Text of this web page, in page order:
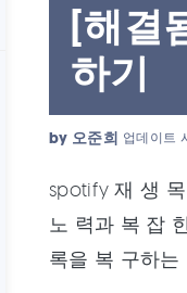
[해결
하기
by 오준희 업데이트
spotify 재 생
노 력과 복 잡
록을 복 구하는